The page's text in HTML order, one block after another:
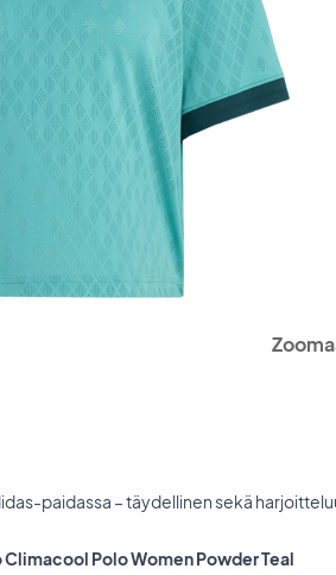
paidassa – täydellinen sekä
Polo Women Powder Teal